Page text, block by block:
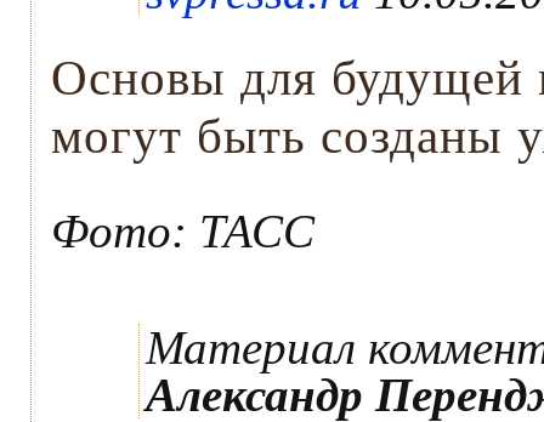
Основы для будущей
могут быть созданы
Фото: ТАСС
Материал
Александр